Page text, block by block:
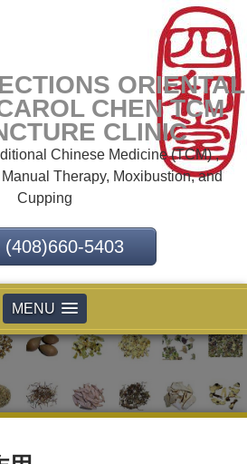
ORIENTAL
CHEN TCM
CLINIC
Chinese Medicine (TCM) ,
Therapy, Moxibustion, and
Cupping
(408)660-5403
MENU